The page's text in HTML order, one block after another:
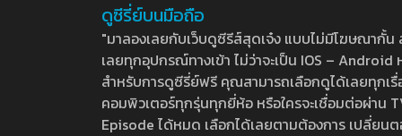
ดูซีรี่ย์บนมือถือ
"มาลองเลยกับเว็บดูซีรีส์สุดเจ๋ง แบบไม่มีโฆษณากั้
เลยทุกอุปกรณ์ทางเข้า ไม่ว่าจะเป็น IOS –
สำหรับการดูซีรี่ย์ฟรี คุณสามารถเลือกดูได้เลยทุกเ
คอมพิวเตอร์ทุกรุ่นทุกยี่ห้อ หรือใครจะเชื่อมต่อผ่าน
Episode ได้หมด เลือกได้เลยตามต้องการ เปลี่ยน